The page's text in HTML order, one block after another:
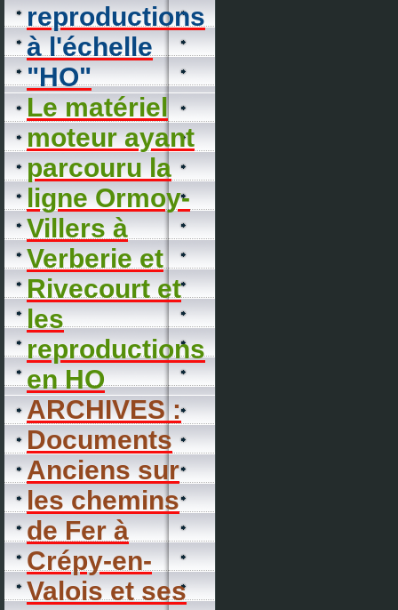
reproductions
à l'échelle
"HO"
Le matériel
moteur ayant
parcouru la
ligne Ormoy-
Villers à
Verberie et
Rivecourt et
les
reproductions
en HO
ARCHIVES :
Documents
Anciens sur
les chemins
de Fer à
Crépy-en-
Valois et ses